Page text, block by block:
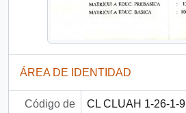
ÁREA DE IDENTIDAD
Código de CL CLUAH 1-26-1-9